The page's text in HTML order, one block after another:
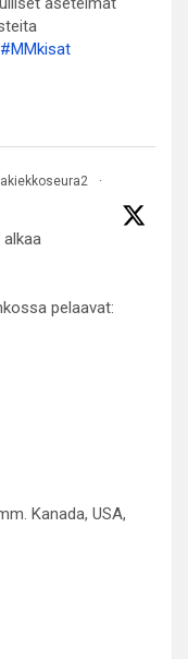
#MMkisat
·
pelaavat:
Kanada, USA,